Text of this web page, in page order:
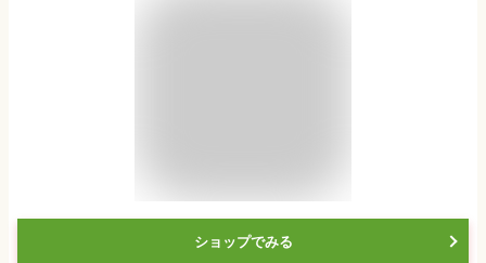
ショップでみる